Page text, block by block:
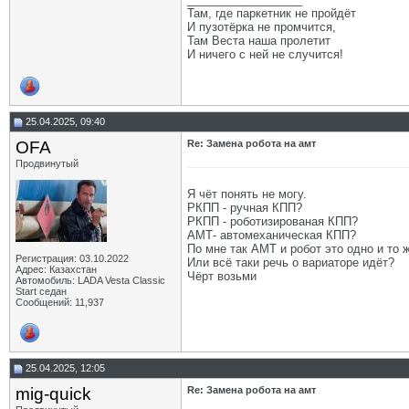
Там, где паркетник не пройдёт
И пузотёрка не промчится,
Там Веста наша пролетит
И ничего с ней не случится!
25.04.2025, 09:40
OFA
Продвинутый
Регистрация: 03.10.2022
Адрес: Казахстан
Автомобиль: LADA Vesta Classic
Start седан
Сообщений: 11,937
Re: Замена робота на амт
Я чёт понять не могу.
РКПП - ручная КПП?
РКПП - роботизированая КПП?
АМТ- автомеханическая КПП?
По мне так АМТ и робот это одно и то
Или всё таки речь о вариаторе идёт?
Чёрт возьми
25.04.2025, 12:05
mig-quick Re: Замена робота на амт